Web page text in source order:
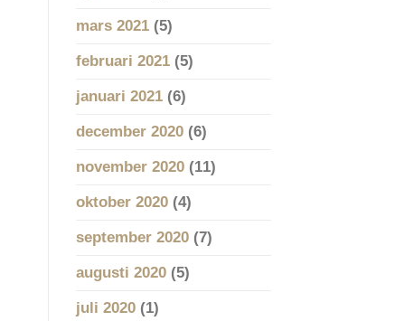
mars 2021(5)
februari 2021(5)
januari 2021(6)
december 2020(6)
november 2020(11)
oktober 2020(4)
september 2020(7)
augusti 2020(5)
juli 2020(1)